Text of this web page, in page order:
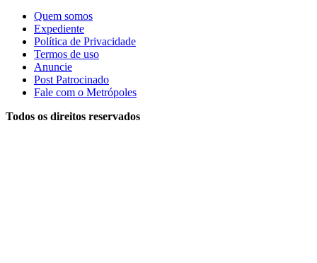
Quem somos
Expediente
Política de Privacidade
Termos de uso
Anuncie
Post Patrocinado
Fale com o Metrópoles
Todos os direitos reservados